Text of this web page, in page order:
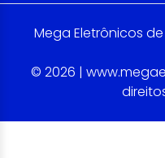
Mega Eletrônicos
© 2026 |